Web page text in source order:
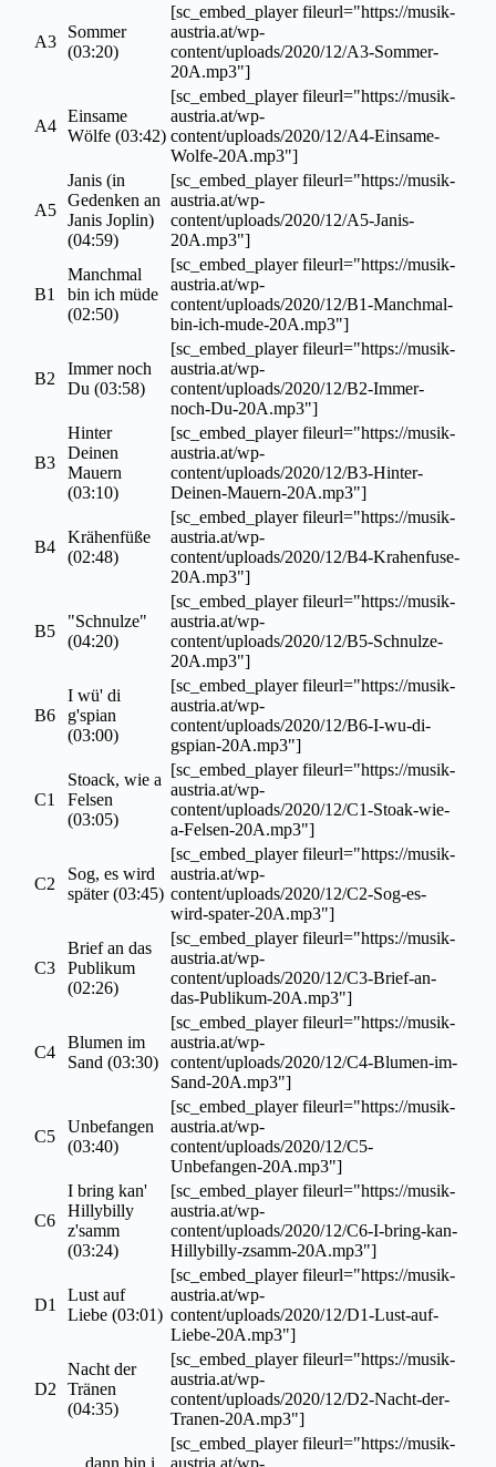
A3
Sommer
(03:20)
[sc_embed_player fileurl="https://musik-
austria.at/wp-
content/uploads/2020/12/A3-Sommer-
20A.mp3"]
A4
Einsame
Wölfe (03:42)
[sc_embed_player fileurl="https://musik-
austria.at/wp-
content/uploads/2020/12/A4-Einsame-
Wolfe-20A.mp3"]
A5
Janis (in
Gedenken an
Janis Joplin)
(04:59)
[sc_embed_player fileurl="https://musik-
austria.at/wp-
content/uploads/2020/12/A5-Janis-
20A.mp3"]
B1
Manchmal
bin ich müde
(02:50)
[sc_embed_player fileurl="https://musik-
austria.at/wp-
content/uploads/2020/12/B1-Manchmal-
bin-ich-mude-20A.mp3"]
B2
Immer noch
Du (03:58)
[sc_embed_player fileurl="https://musik-
austria.at/wp-
content/uploads/2020/12/B2-Immer-
noch-Du-20A.mp3"]
B3
Hinter
Deinen
Mauern
(03:10)
[sc_embed_player fileurl="https://musik-
austria.at/wp-
content/uploads/2020/12/B3-Hinter-
Deinen-Mauern-20A.mp3"]
B4
Krähenfüße
(02:48)
[sc_embed_player fileurl="https://musik-
austria.at/wp-
content/uploads/2020/12/B4-Krahenfuse-
20A.mp3"]
B5
"Schnulze"
(04:20)
[sc_embed_player fileurl="https://musik-
austria.at/wp-
content/uploads/2020/12/B5-Schnulze-
20A.mp3"]
B6
I wü' di
g'spian
(03:00)
[sc_embed_player fileurl="https://musik-
austria.at/wp-
content/uploads/2020/12/B6-I-wu-di-
gspian-20A.mp3"]
C1
Stoack, wie a
Felsen
(03:05)
[sc_embed_player fileurl="https://musik-
austria.at/wp-
content/uploads/2020/12/C1-Stoak-wie-
a-Felsen-20A.mp3"]
C2
Sog, es wird
später (03:45)
[sc_embed_player fileurl="https://musik-
austria.at/wp-
content/uploads/2020/12/C2-Sog-es-
wird-spater-20A.mp3"]
C3
Brief an das
Publikum
(02:26)
[sc_embed_player fileurl="https://musik-
austria.at/wp-
content/uploads/2020/12/C3-Brief-an-
das-Publikum-20A.mp3"]
C4
Blumen im
Sand (03:30)
[sc_embed_player fileurl="https://musik-
austria.at/wp-
content/uploads/2020/12/C4-Blumen-im-
Sand-20A.mp3"]
C5
Unbefangen
(03:40)
[sc_embed_player fileurl="https://musik-
austria.at/wp-
content/uploads/2020/12/C5-
Unbefangen-20A.mp3"]
C6
I bring kan'
Hillybilly
z'samm
(03:24)
[sc_embed_player fileurl="https://musik-
austria.at/wp-
content/uploads/2020/12/C6-I-bring-kan-
Hillybilly-zsamm-20A.mp3"]
D1
Lust auf
Liebe (03:01)
[sc_embed_player fileurl="https://musik-
austria.at/wp-
content/uploads/2020/12/D1-Lust-auf-
Liebe-20A.mp3"]
D2
Nacht der
Tränen
(04:35)
[sc_embed_player fileurl="https://musik-
austria.at/wp-
content/uploads/2020/12/D2-Nacht-der-
Tranen-20A.mp3"]
... dann bin i
[sc_embed_player fileurl="https://musik-
austria.at/wp-